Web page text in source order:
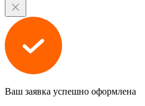
Ваш заявка успешно оформлена